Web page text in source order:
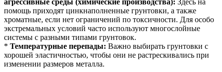
агрессивные среды (химические производства): Здесь на
помощь приходят цинкнаполненные грунтовки, а также
хроматные, если нет ограничений по токсичности. Для особо
экстремальных условий часто используют многослойные
системы с разными типами грунтовок.
* Температурные перепады: Важно выбирать грунтовки с
хорошей эластичностью, чтобы они не растрескивались при
изменении размеров металла.